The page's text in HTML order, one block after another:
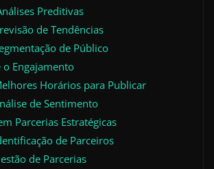
Preditivas
de Tendências
de Público
Engajamento
Horários para Publicar
de Sentimento
Parcerias Estratégicas
de Parceiros
de Parcerias